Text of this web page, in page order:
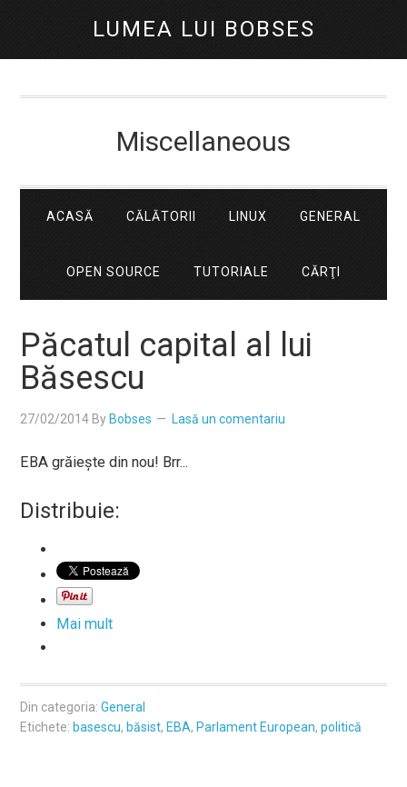
LUMEA LUI BOBSES
Miscellaneous
ACASĂ CĂLĂTORII LINUX GENERAL
OPEN SOURCE TUTORIALE CĂRŢI
Păcatul capital al lui
Băsescu
27/02/2014 By Bobses Lasă un comentariu
EBA grăieşte din nou! Brr...
Distribuie:
Mai mult
Din categoria:General
Etichete: basescu, băsist, EBA, Parlament European,politică